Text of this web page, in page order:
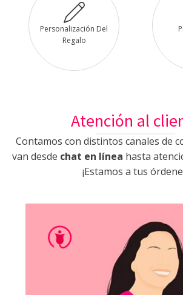
Personalización Del
Regalo
Atención al
Contamos con distintos canales de
van desde chat en línea hasta
¡Estamos a tus